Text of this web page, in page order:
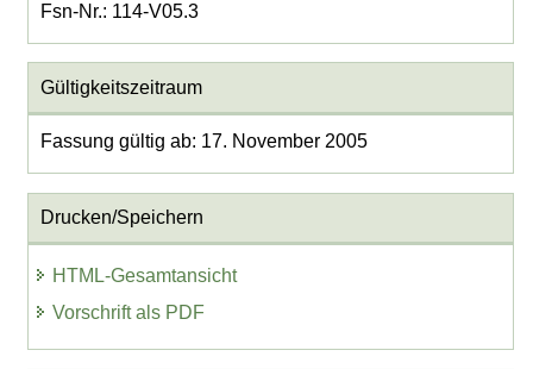
Fsn-Nr.: 114-V05.3
Gültigkeitszeitraum
Fassung gültig ab: 17. November 2005
Drucken/Speichern
HTML-Gesamtansicht
Vorschrift als PDF